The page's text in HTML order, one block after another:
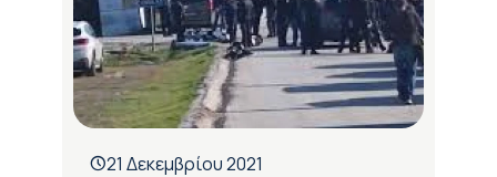
21 Δεκεμβρίου 2021